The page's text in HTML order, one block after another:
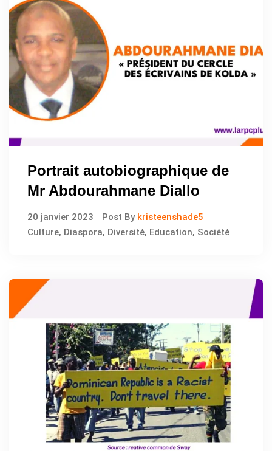
Portrait autobiographique de
Mr Abdourahmane Diallo
20 janvier 2023 Post By kristeenshade5
Culture, Diaspora, Diversité, Education, Société